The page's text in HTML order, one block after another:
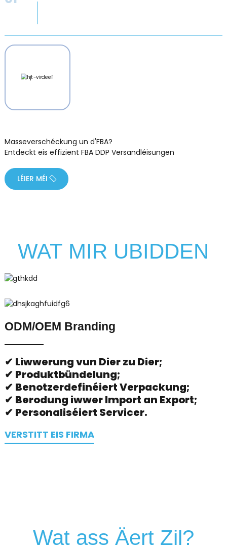
Masseverschéckung un d'FBA?
Entdeckt eis effizient FBA DDP Versandléisungen
LÉIER MÉI
WAT MIR UBIDDEN
ODM/OEM Branding
✔ Liwwerung vun Dier zu Dier;
✔ Produktbündelung;
✔ Benotzerdefinéiert Verpackung;
✔ Berodung iwwer Import an Export;
✔ Personaliséiert Servicer.
VERSTITT EIS FIRMA
Wat ass Äert Zil?